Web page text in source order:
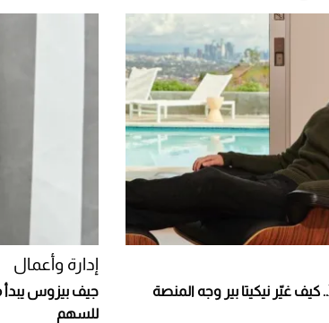
بعد تنحي رئيس المنتجات في X.. كيف غيّر نيكيتا بير وجه المنصة
إدارة وأعمال
جيف بيزوس يبدأ
للسهم